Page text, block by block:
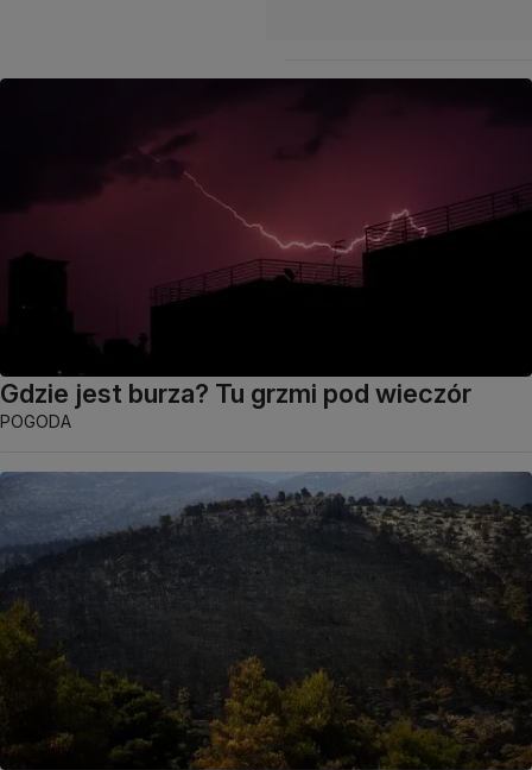
Gdzie jest burza? Tu grzmi pod wieczór
POGODA